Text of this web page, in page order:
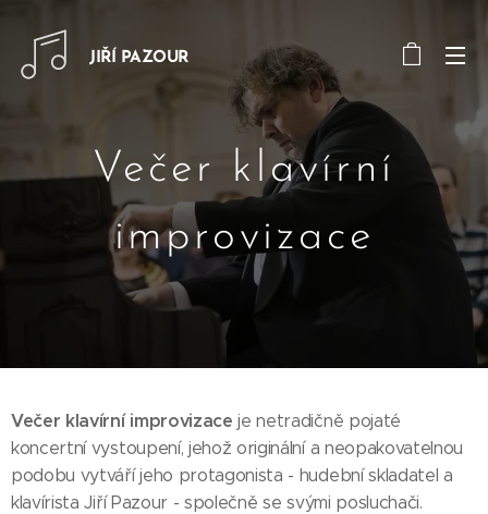
JIŘÍ PAZOUR
Večer klavírní
improvizace
Večer klavírní improvizace je netradičně pojaté
koncertní vystoupení, jehož originální a neopakovatelnou
podobu vytváří jeho protagonista - hudební skladatel a
klavírista Jiří Pazour - společně se svými posluchači.